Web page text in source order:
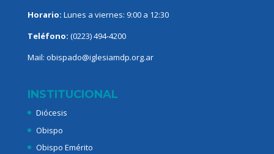
Horario: Lunes a viernes: 9:00 a 12:30
Teléfono: (0223) 494-4200
Mail: obispado@iglesiamdp.org.ar
INSTITUCIONAL
Diócesis
Obispo
Obispo Emérito